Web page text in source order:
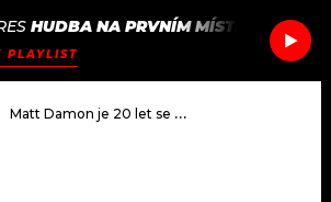
JAK
SEZNAM.CZ
HUDBA NA PRVNÍM MÍSTĚ
PLAYLIST
Matt Damon je 20 let se stejnou ženou: Na řeckém ostrově ukázali, že jsou pořád jako dvě hrdličky